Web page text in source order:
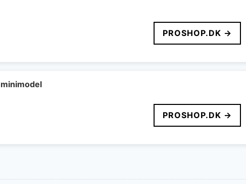
PROSHOP.DK →
PROSHOP.DK →